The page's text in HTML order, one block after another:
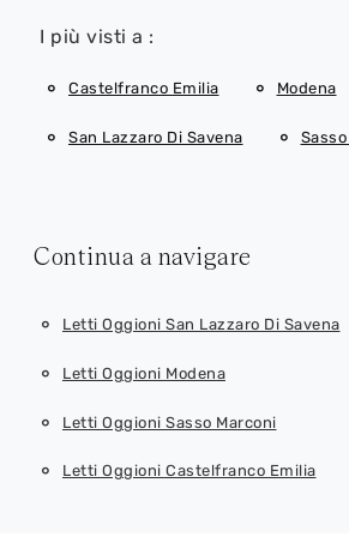
I più visti a :
Castelfranco Emilia Modena
San Lazzaro Di Savena
Continua a navigare
Letti Oggioni San Lazzaro Di Savena
Letti Oggioni Modena
Letti Oggioni Sasso Marconi
Letti Oggioni Castelfranco Emilia